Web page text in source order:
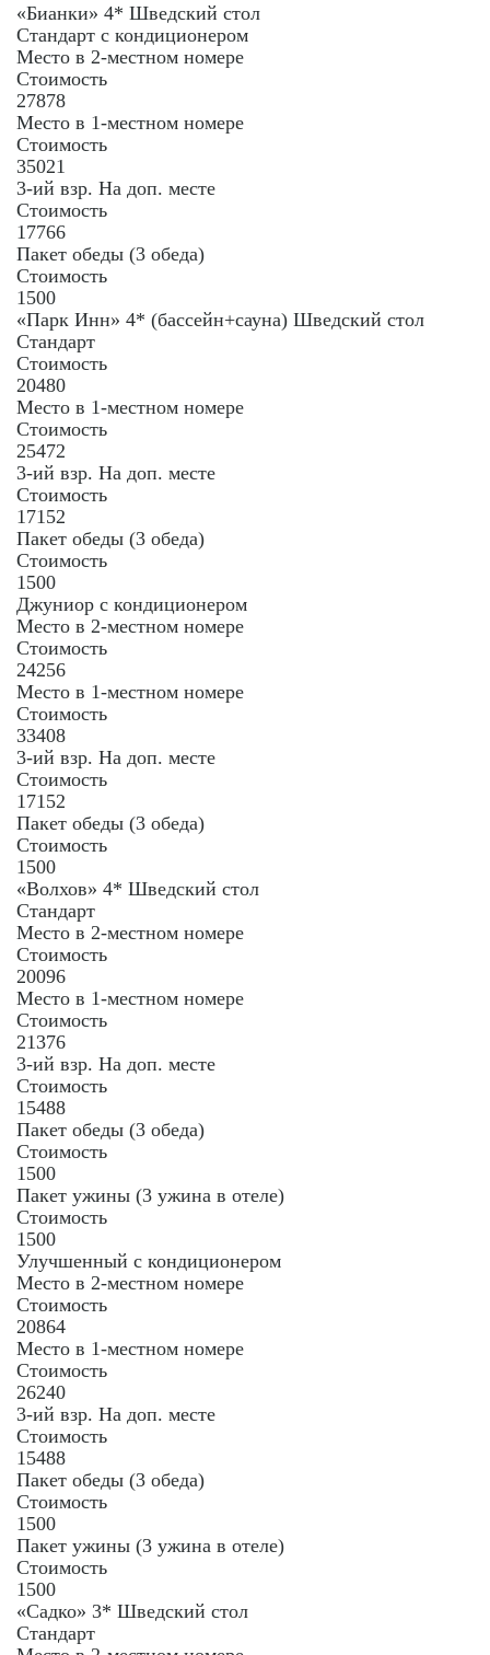
«Бианки» 4* Шведский стол
Стандарт с кондиционером
Место в 2-местном номере
Стоимость
27878
Место в 1-местном номере
Стоимость
35021
3-ий взр. На доп. месте
Стоимость
17766
Пакет обеды (3 обеда)
Стоимость
1500
«Парк Инн» 4* (бассейн+сауна) Шведский стол
Стандарт
Стоимость
20480
Место в 1-местном номере
Стоимость
25472
3-ий взр. На доп. месте
Стоимость
17152
Пакет обеды (3 обеда)
Стоимость
1500
Джуниор с кондиционером
Место в 2-местном номере
Стоимость
24256
Место в 1-местном номере
Стоимость
33408
3-ий взр. На доп. месте
Стоимость
17152
Пакет обеды (3 обеда)
Стоимость
1500
«Волхов» 4* Шведский стол
Стандарт
Место в 2-местном номере
Стоимость
20096
Место в 1-местном номере
Стоимость
21376
3-ий взр. На доп. месте
Стоимость
15488
Пакет обеды (3 обеда)
Стоимость
1500
Пакет ужины (3 ужина в отеле)
Стоимость
1500
Улучшенный с кондиционером
Место в 2-местном номере
Стоимость
20864
Место в 1-местном номере
Стоимость
26240
3-ий взр. На доп. месте
Стоимость
15488
Пакет обеды (3 обеда)
Стоимость
1500
Пакет ужины (3 ужина в отеле)
Стоимость
1500
«Садко» 3* Шведский стол
Стандарт